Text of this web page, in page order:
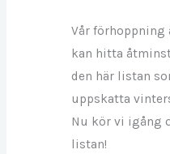
Vår förhoppning
kan hitta
den här listan
uppskatta
Nu kör vi igång
listan!